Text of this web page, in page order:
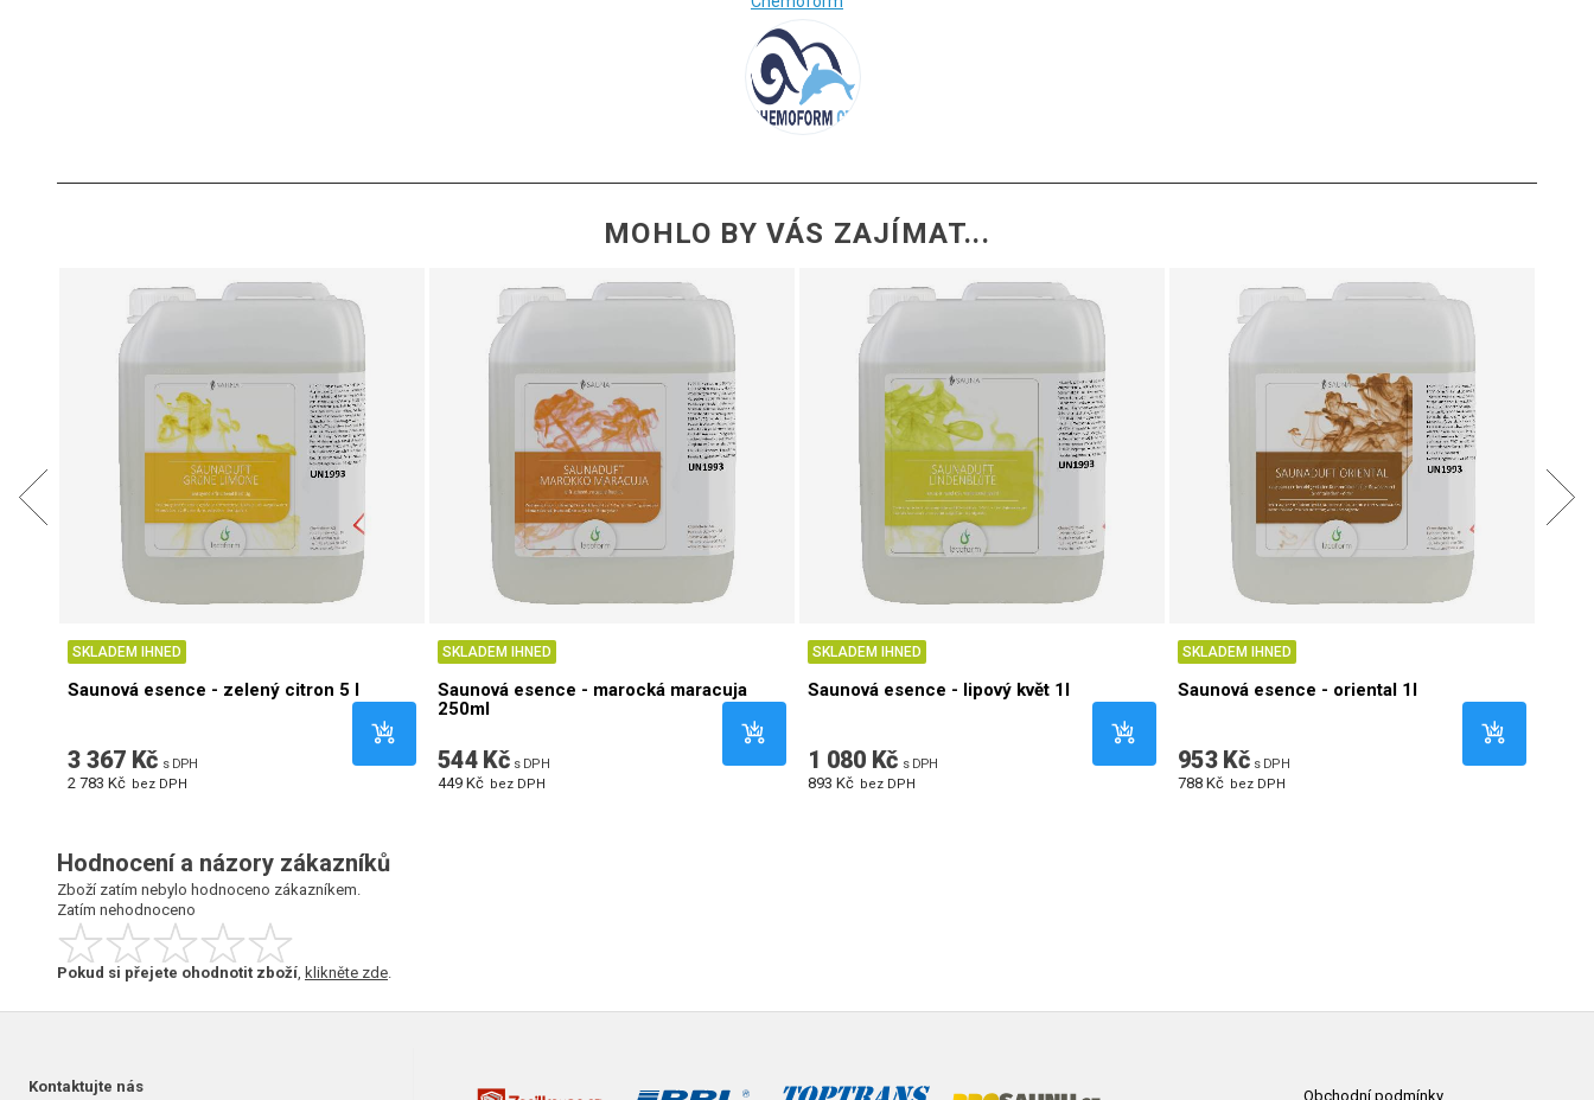
MOHLO BY VÁS ZAJÍMAT...
SKLADEM IHNED
Saunová esence - zelený citron 5 l
3 367 Kč s DPH
2 783 Kč bez DPH
SKLADEM IHNED
Saunová esence - marocká maracuja
250ml
544 Kč s DPH
449 Kč bez DPH
SKLADEM IHNED
Saunová esence - lipový květ 1l
1 080 Kč s DPH
893 Kč bez DPH
SKLADEM IHNED
Saunová esence - oriental 1l
953 Kč s DPH
788 Kč bez DPH
Hodnocení a názory zákazníků
Zboží zatím nebylo hodnoceno zákazníkem.
Zatím nehodnoceno
Pokud si přejete ohodnotit zboží, klikněte zde.
Kontaktujte nás
Obchodní podmínky